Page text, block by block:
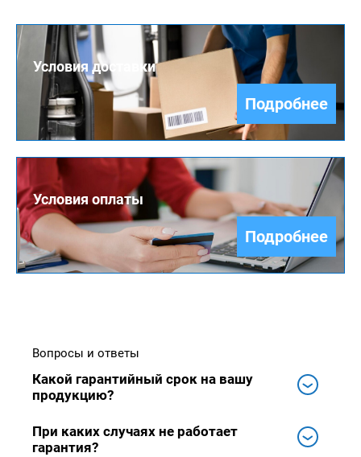
Условия доставки
Подробнее
Условия оплаты
Подробнее
Вопросы и ответы
Какой гарантийный срок на вашу
продукцию?
При каких случаях не работает
гарантия?